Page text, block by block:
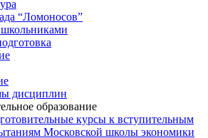
“Ломоносов”
школьниками
дисциплин
образование
курсы к вступительным
Московской школы экономики